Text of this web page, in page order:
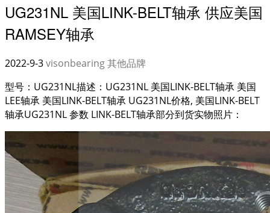
UG231NL 美国LINK-BELT轴承 供应美国
RAMSEY轴承
2022-9-3visonbearing其他品牌
型号：UG231NL描述：UG231NL 美国LINK-BELT轴承 美国
LEE轴承 美国LINK-BELT轴承 UG231NL价格, 美国LINK-BELT
轴承UG231NL 参数 LINK-BELT轴承部分到货实物照片：